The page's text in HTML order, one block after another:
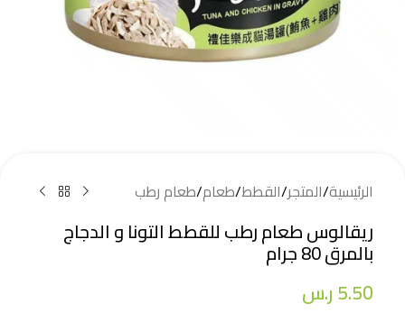
الرئيسية/المتجر/القطط/طعام/طعام رطب
ريقالوس طعام رطب للقطط التونا و الدجاج
بالمرق 80 جرام
5.50ر.س